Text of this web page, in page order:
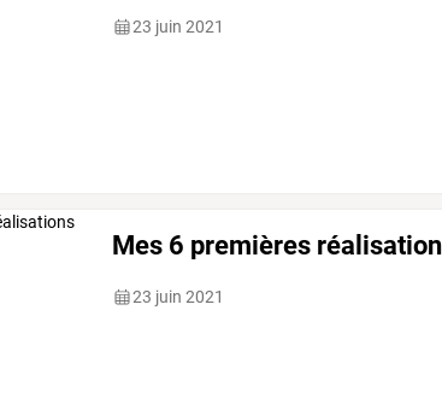
23 juin 2021
Mes 6 premières
23 juin 2021